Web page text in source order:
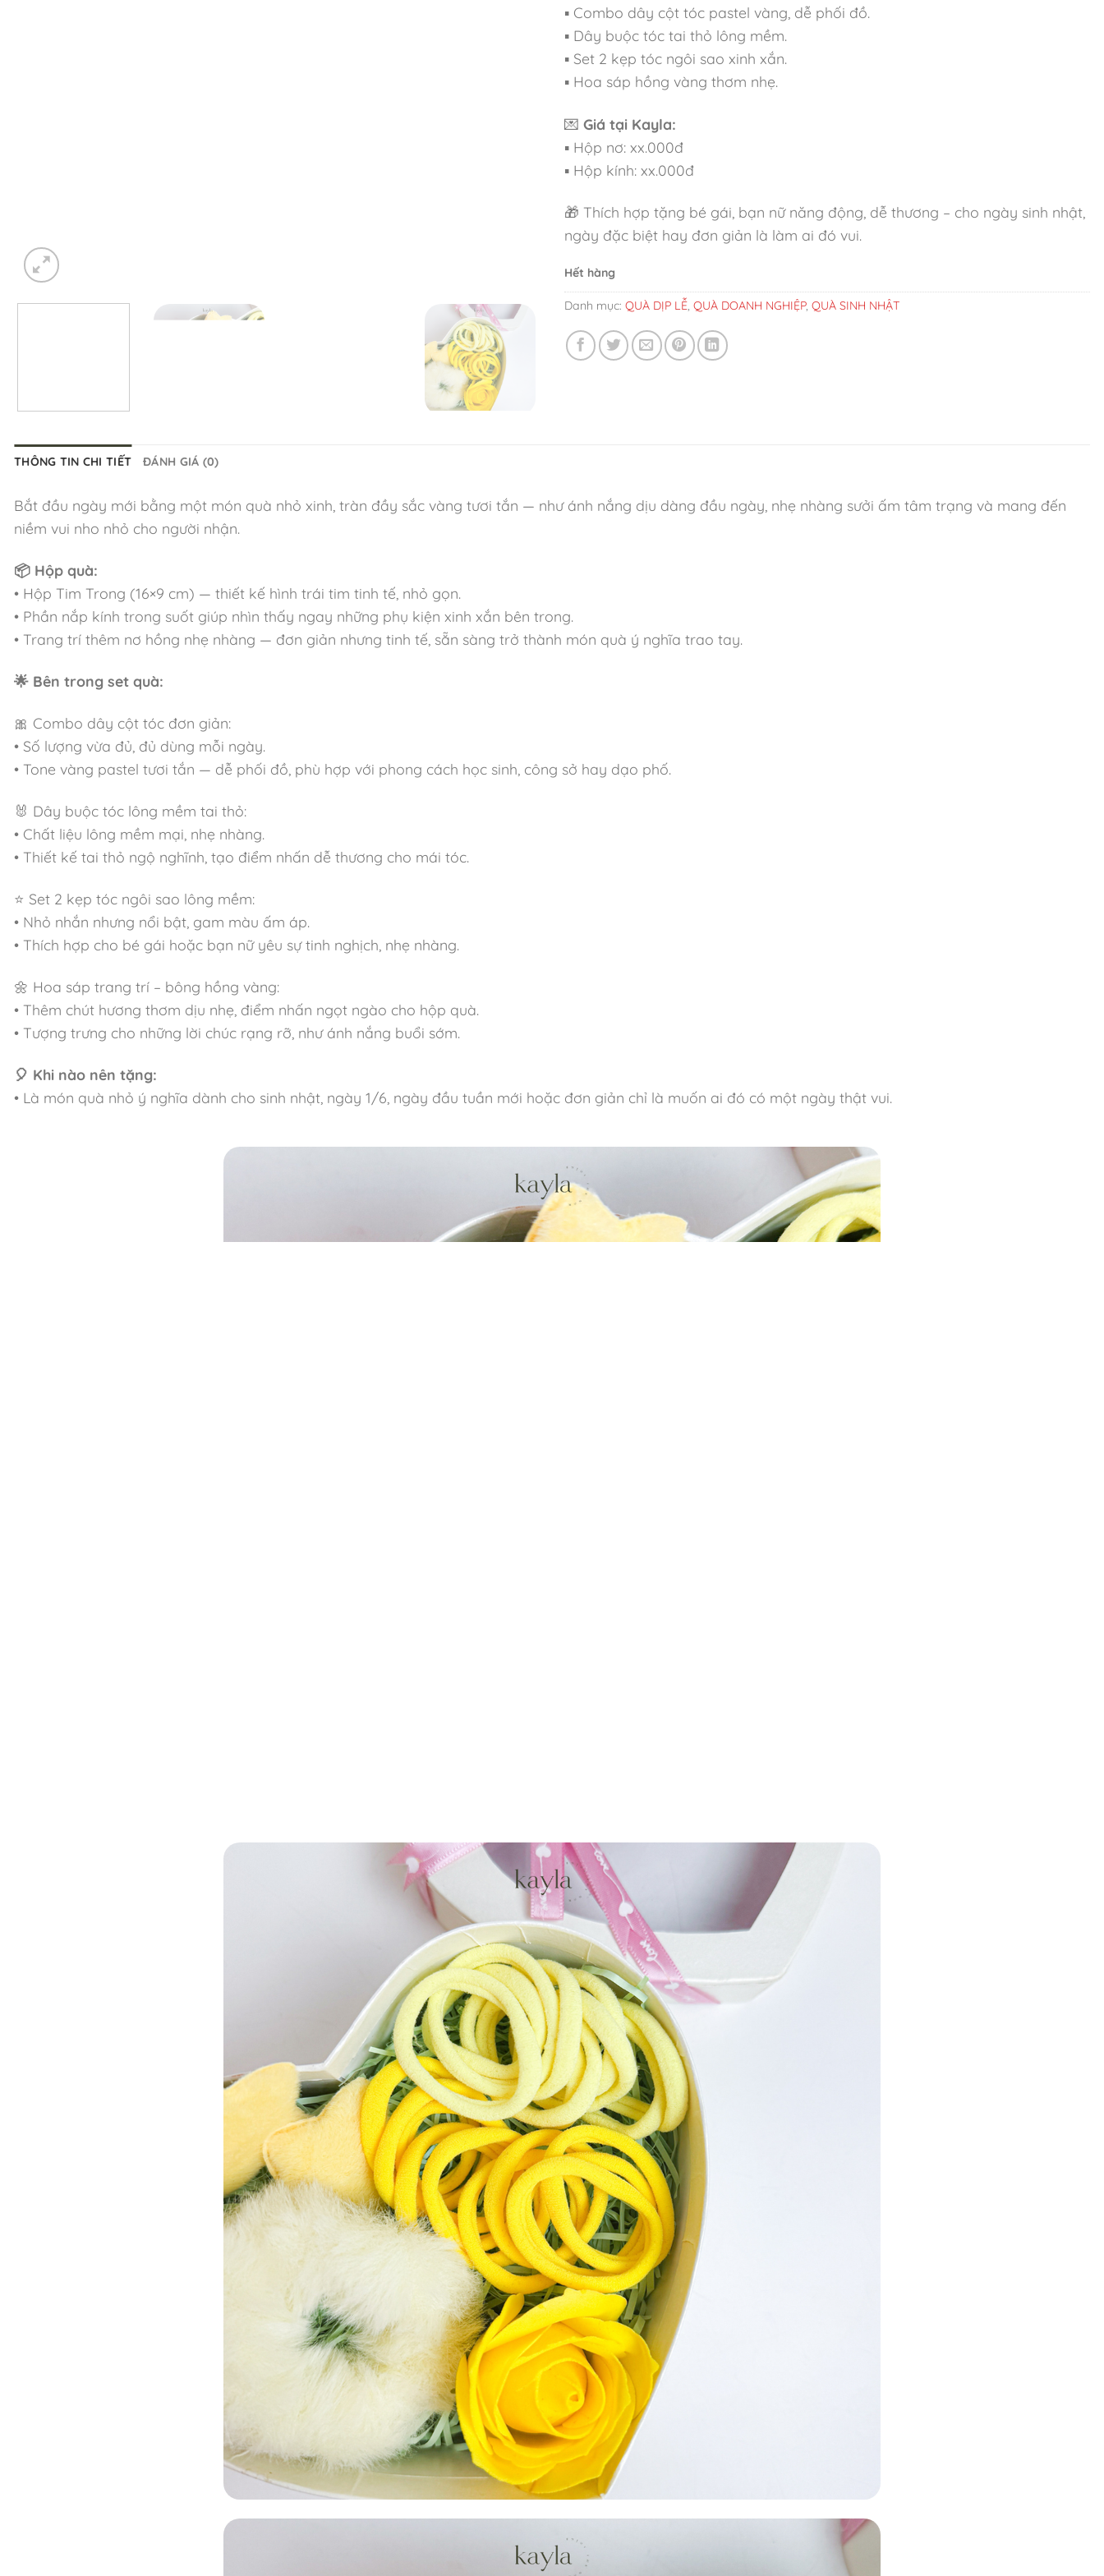
▪ Combo dây cột tóc pastel vàng, dễ phối đồ.
▪ Dây buộc tóc tai thỏ lông mềm.
▪ Set 2 kẹp tóc ngôi sao xinh xắn.
▪ Hoa sáp hồng vàng thơm nhẹ.
💌 Giá tại Kayla:
▪ Hộp nơ: xx.000đ
▪ Hộp kính: xx.000đ
🎁 Thích hợp tặng bé gái, bạn nữ năng động, dễ thương – cho ngày sinh nhật,
ngày đặc biệt hay đơn giản là làm ai đó vui.
Hết hàng
Danh mục: QUÀ DỊP LỄ, QUÀ DOANH NGHIỆP, QUÀ SINH NHẬT
THÔNG TIN CHI TIẾT ĐÁNH GIÁ (0)
Bắt đầu ngày mới bằng một món quà nhỏ xinh, tràn đầy sắc vàng tươi tắn — như ánh nắng dịu dàng đầu ngày, nhẹ nhàng sưởi ấm tâm trạng và mang đến
niềm vui nho nhỏ cho người nhận.
📦 Hộp quà:
• Hộp Tim Trong (16×9 cm) — thiết kế hình trái tim tinh tế, nhỏ gọn.
• Phần nắp kính trong suốt giúp nhìn thấy ngay những phụ kiện xinh xắn bên trong.
• Trang trí thêm nơ hồng nhẹ nhàng — đơn giản nhưng tinh tế, sẵn sàng trở thành món quà ý nghĩa trao tay.
🌟 Bên trong set quà:
🎀 Combo dây cột tóc đơn giản:
• Số lượng vừa đủ, đủ dùng mỗi ngày.
• Tone vàng pastel tươi tắn — dễ phối đồ, phù hợp với phong cách học sinh, công sở hay dạo phố.
🐰 Dây buộc tóc lông mềm tai thỏ:
• Chất liệu lông mềm mại, nhẹ nhàng.
• Thiết kế tai thỏ ngộ nghĩnh, tạo điểm nhấn dễ thương cho mái tóc.
⭐ Set 2 kẹp tóc ngôi sao lông mềm:
• Nhỏ nhắn nhưng nổi bật, gam màu ấm áp.
• Thích hợp cho bé gái hoặc bạn nữ yêu sự tinh nghịch, nhẹ nhàng.
🌼 Hoa sáp trang trí – bông hồng vàng:
• Thêm chút hương thơm dịu nhẹ, điểm nhấn ngọt ngào cho hộp quà.
• Tượng trưng cho những lời chúc rạng rỡ, như ánh nắng buổi sớm.
🎈 Khi nào nên tặng:
• Là món quà nhỏ ý nghĩa dành cho sinh nhật, ngày 1/6, ngày đầu tuần mới hoặc đơn giản chỉ là muốn ai đó có một ngày thật vui.